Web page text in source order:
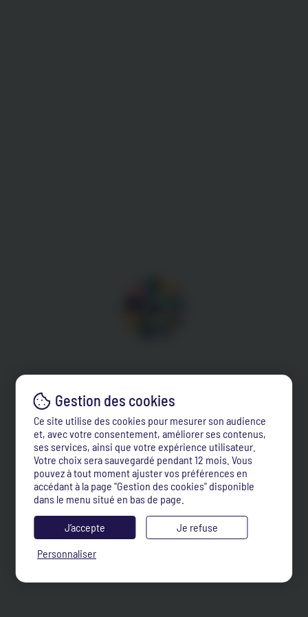
Ce site utilise des cookies pour mesurer son audience
et, avec votre consentement, améliorer ses contenus,
ses services, ainsi que votre expérience utilisateur.
Votre choix sera sauvegardé pendant 12 mois. Vous
pouvez à tout moment ajuster vos préférences en
accédant à la page "Gestion des cookies" disponible
dans le menu situé en bas de page.
J’accepte
Je refuse
Personnaliser